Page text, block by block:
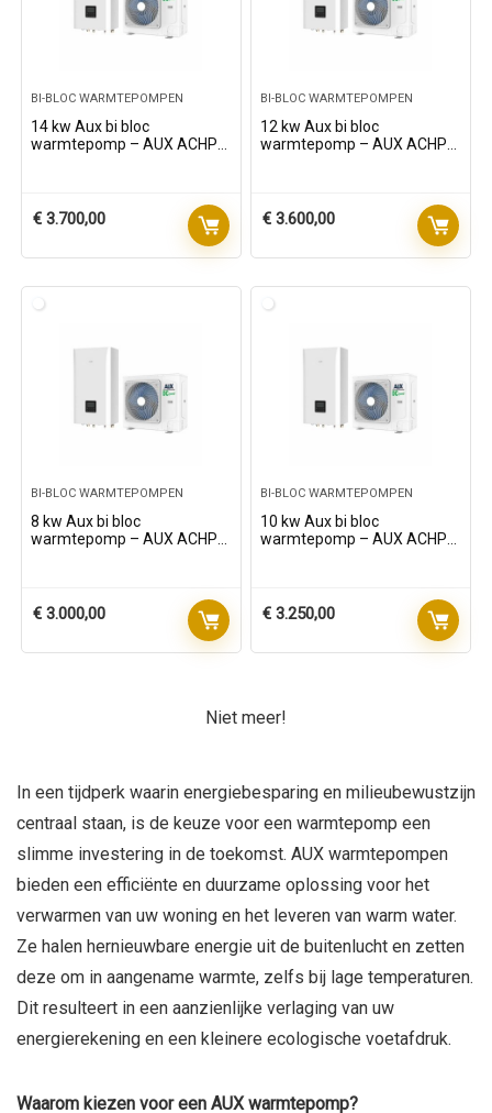
BI-BLOC WARMTEPOMPEN
14 kw Aux bi bloc
warmtepomp – AUX ACHP-
€ 3.700,00
BI-BLOC WARMTEPOMPEN
12 kw Aux bi bloc
warmtepomp – AUX ACHP-
€ 3.600,00
BI-BLOC WARMTEPOMPEN
8 kw Aux bi bloc
warmtepomp – AUX ACHP-
€ 3.000,00
BI-BLOC WARMTEPOMPEN
10 kw Aux bi bloc
warmtepomp – AUX ACHP-
€ 3.250,00
Niet meer!
In een tijdperk waarin energiebesparing en milieubewustzijn
centraal staan, is de keuze voor een warmtepomp een
slimme investering in de toekomst. AUX warmtepompen
bieden een efficiënte en duurzame oplossing voor het
verwarmen van uw woning en het leveren van warm water.
Ze halen hernieuwbare energie uit de buitenlucht en zetten
deze om in aangename warmte, zelfs bij lage temperaturen.
Dit resulteert in een aanzienlijke verlaging van uw
energierekening en een kleinere ecologische voetafdruk.
Waarom kiezen voor een AUX warmtepomp?